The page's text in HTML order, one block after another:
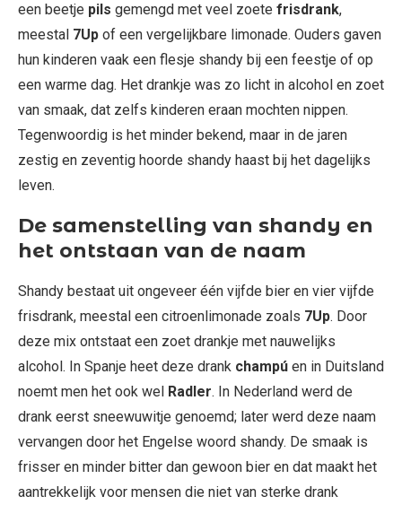
een beetje pils gemengd met veel zoete frisdrank,
meestal 7Up of een vergelijkbare limonade. Ouders gaven
hun kinderen vaak een flesje shandy bij een feestje of op
een warme dag. Het drankje was zo licht in alcohol en zoet
van smaak, dat zelfs kinderen eraan mochten nippen.
Tegenwoordig is het minder bekend, maar in de jaren
zestig en zeventig hoorde shandy haast bij het dagelijks
leven.
De samenstelling van shandy en
het ontstaan van de naam
Shandy bestaat uit ongeveer één vijfde bier en vier vijfde
frisdrank, meestal een citroenlimonade zoals 7Up. Door
deze mix ontstaat een zoet drankje met nauwelijks
alcohol. In Spanje heet deze drank champú en in Duitsland
noemt men het ook wel
Radler. In Nederland werd de
drank eerst sneewuwitje genoemd; later werd deze naam
vervangen door het Engelse woord shandy. De smaak is
frisser en minder bitter dan gewoon bier en dat maakt het
aantrekkelijk voor mensen die niet van sterke drank